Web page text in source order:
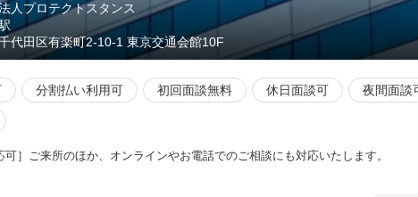
人プロテクトスタンス
代田区有楽町2-10-1 東京交通会館10F
分割払い利用可 初回面談無料 休日面談可 夜間面談
可］ご来所のほか、オンラインやお電話でのご相談にも対応いたします。